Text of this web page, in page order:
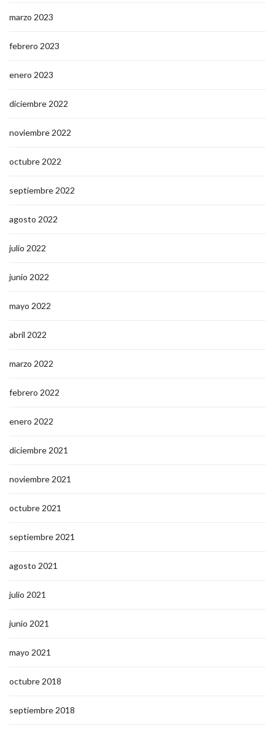
marzo 2023
febrero 2023
enero 2023
diciembre 2022
noviembre 2022
octubre 2022
septiembre 2022
agosto 2022
julio 2022
junio 2022
mayo 2022
abril 2022
marzo 2022
febrero 2022
enero 2022
diciembre 2021
noviembre 2021
octubre 2021
septiembre 2021
agosto 2021
julio 2021
junio 2021
mayo 2021
octubre 2018
septiembre 2018